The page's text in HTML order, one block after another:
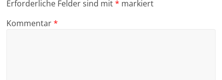
Erforderliche Felder sind mit* markiert
Kommentar*